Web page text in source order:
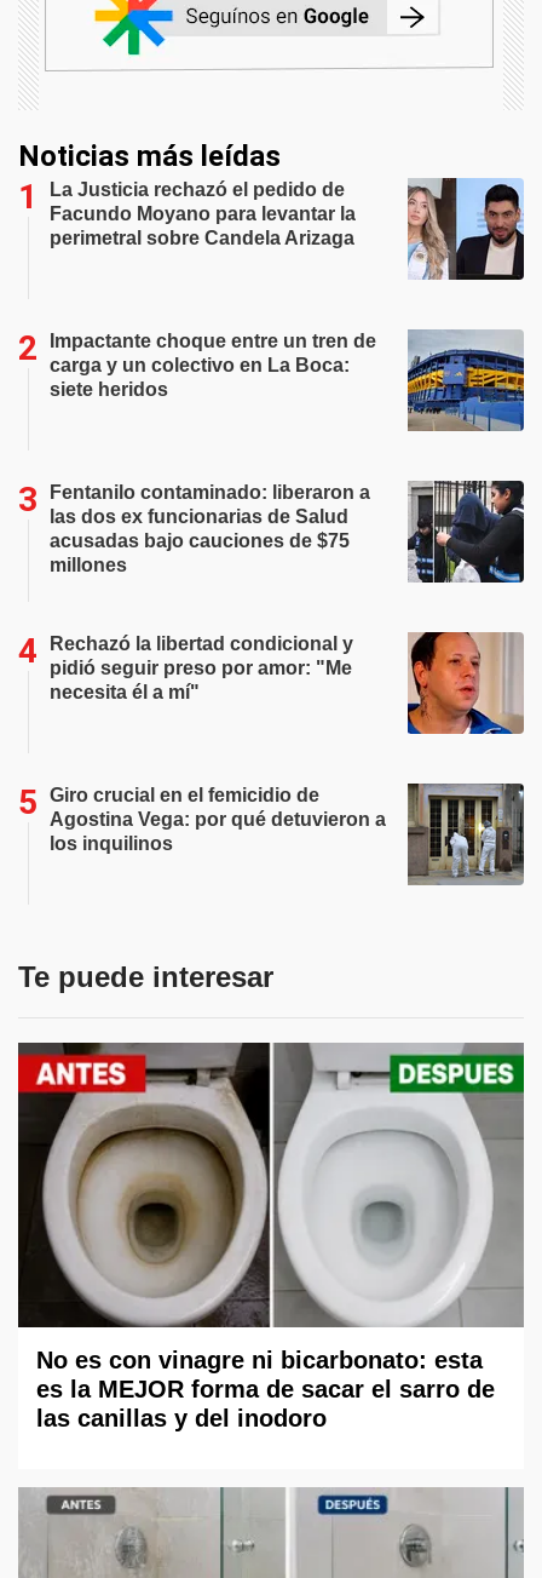
Noticias más leídas
La Justicia rechazó el pedido de
Facundo Moyano para levantar la
perimetral sobre Candela Arizaga
Impactante choque entre un tren de
carga y un colectivo en La Boca:
siete heridos
Fentanilo contaminado: liberaron a
las dos ex funcionarias de Salud
acusadas bajo cauciones de $75
millones
Rechazó la libertad condicional y
pidió seguir preso por amor: "Me
necesita él a mí"
Giro crucial en el femicidio de
Agostina Vega: por qué detuvieron a
los inquilinos
Te puede interesar
No es con vinagre ni bicarbonato: esta
es la MEJOR forma de sacar el sarro de
las canillas y del inodoro